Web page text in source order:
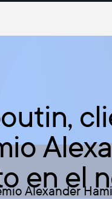
en el
Alexander